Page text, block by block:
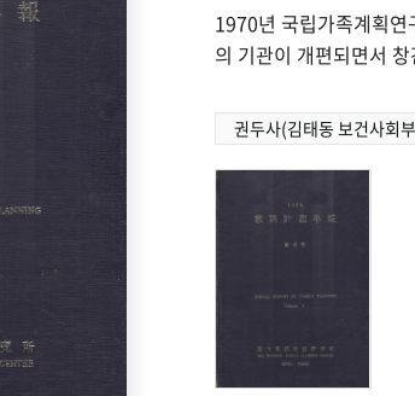
1970년 국립가족계획
의 기관이 개편되면서
권두사(김태동 보건사회